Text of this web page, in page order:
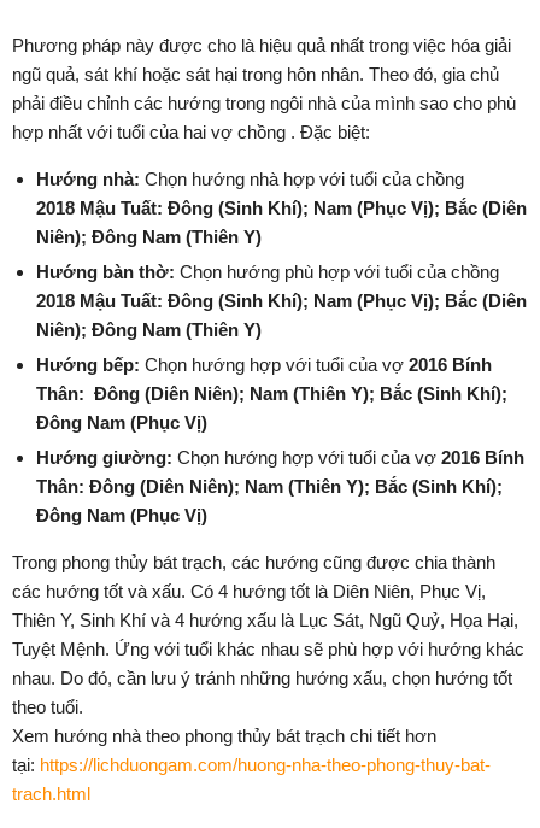
Phương pháp này được cho là hiệu quả nhất trong việc hóa giải
ngũ quả, sát khí hoặc sát hại trong hôn nhân. Theo đó, gia chủ
phải điều chỉnh các hướng trong ngôi nhà của mình sao cho phù
hợp nhất với tuổi của hai vợ chồng . Đặc biệt:
Hướng nhà: Chọn hướng nhà hợp với tuổi của chồng
2018 Mậu Tuất: Đông (Sinh Khí); Nam (Phục Vị); Bắc (Diên
Niên); Đông Nam (Thiên Y)
Hướng bàn thờ: Chọn hướng phù hợp với tuổi của chồng
2018 Mậu Tuất: Đông (Sinh Khí); Nam (Phục Vị); Bắc (Diên
Niên); Đông Nam (Thiên Y)
Hướng bếp: Chọn hướng hợp với tuổi của vợ 2016 Bính
Thân: Đông (Diên Niên); Nam (Thiên Y); Bắc (Sinh Khí);
Đông Nam (Phục Vị)
Hướng giường: Chọn hướng hợp với tuổi của vợ 2016 Bính
Thân: Đông (Diên Niên); Nam (Thiên Y); Bắc (Sinh Khí);
Đông Nam (Phục Vị)
Trong phong thủy bát trạch, các hướng cũng được chia thành
các hướng tốt và xấu. Có 4 hướng tốt là Diên Niên, Phục Vị,
Thiên Y, Sinh Khí và 4 hướng xấu là Lục Sát, Ngũ Quỷ, Họa Hại,
Tuyệt Mệnh. Ứng với tuổi khác nhau sẽ phù hợp với hướng khác
nhau. Do đó, cần lưu ý tránh những hướng xấu, chọn hướng tốt
theo tuổi.
Xem hướng nhà theo phong thủy bát trạch chi tiết hơn
tại: https://lichduongam.com/huong-nha-theo-phong-thuy-bat-
trach.html